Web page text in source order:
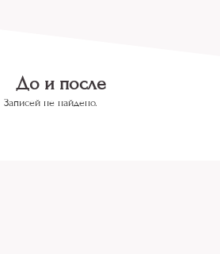
До и после
Записей не найдено.